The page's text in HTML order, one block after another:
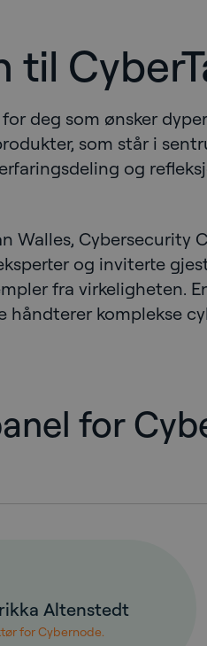
til
deg som ønsker
som står i
og
Walles, Cybersecurity
og inviterte
fra virkeligheten.
håndterer komplekse
for
Altenstedt
for Cybernode.